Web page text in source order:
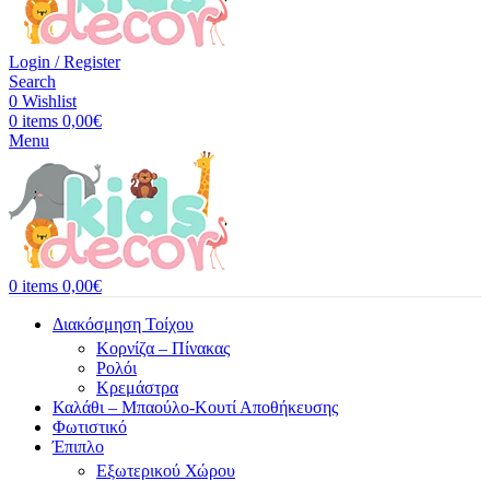
Login / Register
Search
0 Wishlist
0 items 0,00€
Menu
0 items 0,00€
Διακόσμηση Τοίχου
Κορνίζα – Πίνακας
Ρολόι
Κρεμάστρα
Καλάθι – Μπαούλο-Κουτί Αποθήκευσης
Φωτιστικό
Έπιπλο
Εξωτερικού Χώρου